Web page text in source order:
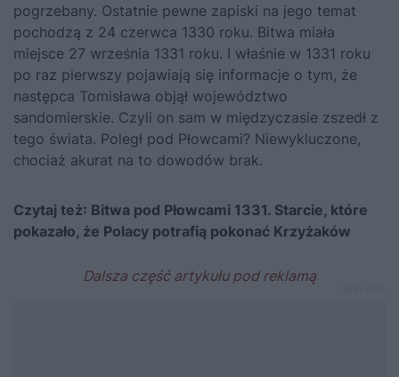
pogrzebany. Ostatnie pewne zapiski na jego temat
pochodzą z 24 czerwca 1330 roku. Bitwa miała
miejsce 27 września 1331 roku. I właśnie w 1331 roku
po raz pierwszy pojawiają się informacje o tym, że
następca Tomisława objął województwo
sandomierskie. Czyli on sam w międzyczasie zszedł z
tego świata. Poległ pod Płowcami? Niewykluczone,
chociaż akurat na to dowodów brak.
Czytaj też: Bitwa pod Płowcami 1331. Starcie, które
pokazało, że Polacy potrafią pokonać Krzyżaków